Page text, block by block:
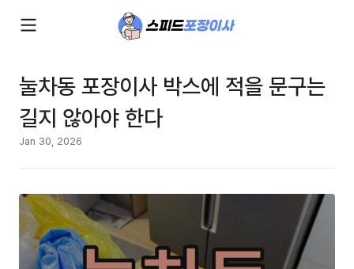
눌차동 포장이사 박스에 적을 문구는
길지 않아야 한다
Jan 30, 2026